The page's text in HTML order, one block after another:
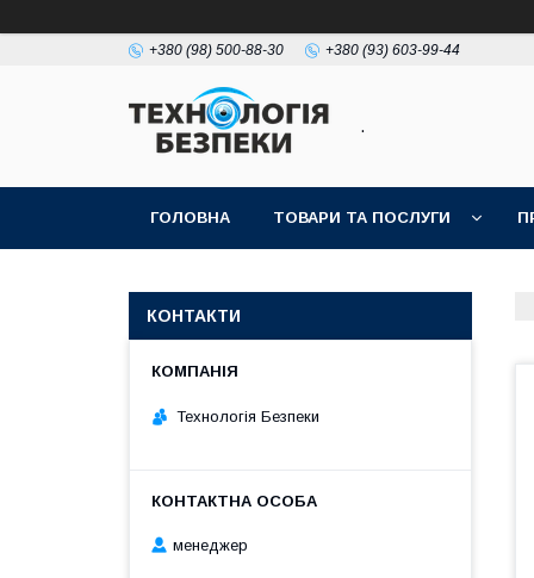
+380 (98) 500-88-30 +380 (93) 603-99-44
.
ГОЛОВНА ТОВАРИ ТА ПОСЛУГИ
КОНТАКТИ
Технологія Безпеки
менеджер